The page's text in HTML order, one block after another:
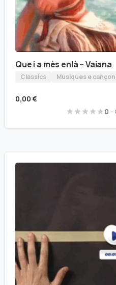
Que i a mès enlà – Vaiana
Classics Musiques e
0,00 €
0 -